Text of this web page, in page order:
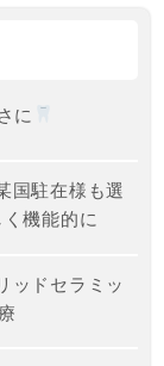
に
国駐在様も選
機能的に
ッドセラミッ